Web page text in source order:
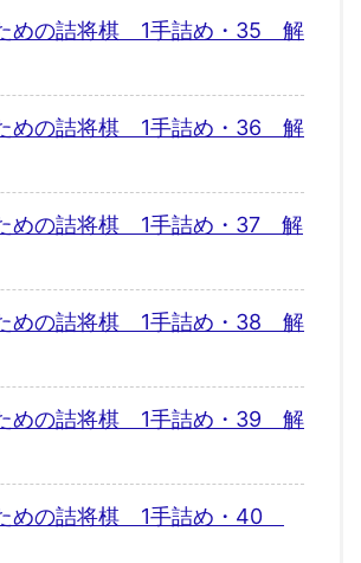
めの詰将棋 1手詰め・35 解
めの詰将棋 1手詰め・36 解
めの詰将棋 1手詰め・37 解
めの詰将棋 1手詰め・38 解
めの詰将棋 1手詰め・39 解
めの詰将棋 1手詰め・40